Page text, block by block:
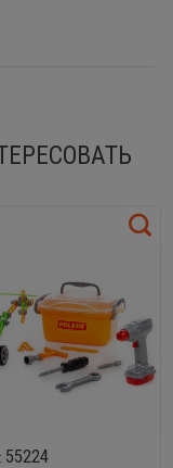
55224